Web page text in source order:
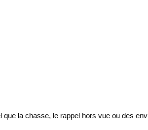
la chasse, le rappel hors vue ou des